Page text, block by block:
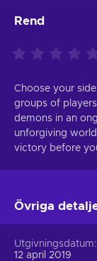
Rend
Choose your
groups of
demons in an
unforgiving
victory before
Övriga
Utgivningsdatum
12 april 2019